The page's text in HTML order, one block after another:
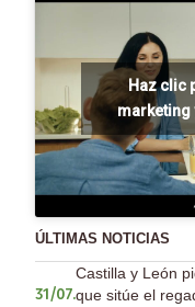
Haz clic
marketing
ÚLTIMAS NOTICIAS
31/07.
Castilla y León
que sitúe el